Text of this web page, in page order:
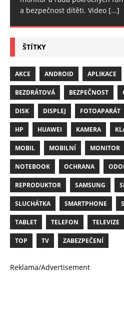
a bezpečnost dítěti. Video [...]
ŠTÍTKY
AKCE ANDROID APLIKACE
BEZDRÁTOVÁ BEZPEČNOST
DISK DISPLEJ FOTOAPARÁT
HP HUAWEI KAMERA
MOBIL MOBILNÍ MONITOR
NOTEBOOK OCHRANA
REPRODUKTOR SAMSUNG
SLUCHÁTKA SMARTPHONE
TABLET TELEFON TELEVIZE
TOP TV ZABEZPEČENÍ
Reklama/Advertisement